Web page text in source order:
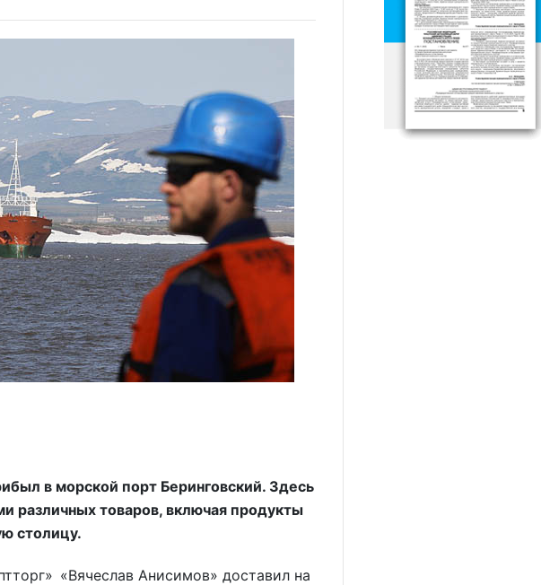
в морской порт Беринговский. Здесь
различных товаров, включая продукты
столицу.
«Вячеслав Анисимов» доставил на